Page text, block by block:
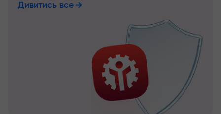
Дивитись все